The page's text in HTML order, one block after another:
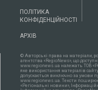
ПОЛІТИКА
КОНФІДЕНЦІЙНОСТІ
АРХІВ
© Авторські права на матеріали,
агентства «RegioNews», що
www.regionews.ua належать ТОВ
яке використання матеріалів
допускається виключно за умови
www.regionews.ua. Тексти
«Регіональні новини»,